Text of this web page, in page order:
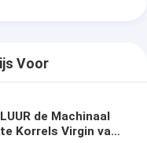
Voor
de Machinaal
Korrels Virgin van